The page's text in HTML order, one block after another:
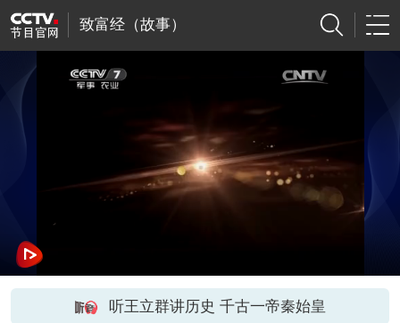
致富经（故事）
听王立群讲历史 千古一帝秦始皇